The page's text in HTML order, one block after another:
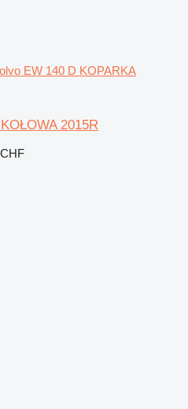
EW 140 D KOPARKA
2015R